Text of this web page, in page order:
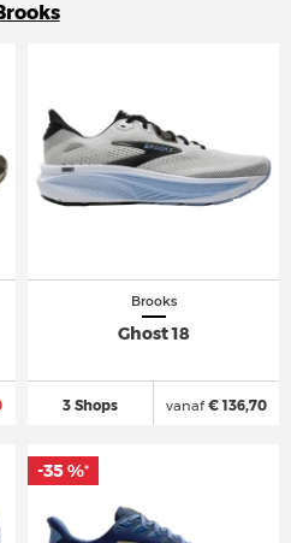
Brooks
Ghost 18
3 Shops vanaf€ 136,70
-35 %*
-35 %*